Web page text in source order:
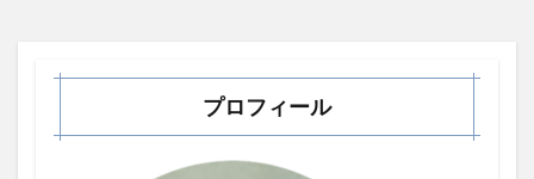
プロフィール